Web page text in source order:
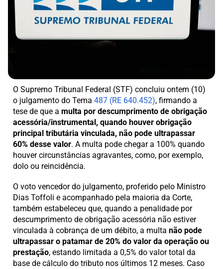
O Supremo Tribunal Federal (STF) concluiu ontem (10)
o julgamento do Tema 487 (RE 640.452), firmando a
tese de que a multa por descumprimento de obrigação
acessória/instrumental, quando houver obrigação
principal tributária vinculada, não pode ultrapassar
60% desse valor. A multa pode chegar a 100% quando
houver circunstâncias agravantes, como, por exemplo,
dolo ou reincidência.
O voto vencedor do julgamento, proferido pelo Ministro
Dias Toffoli e acompanhado pela maioria da Corte,
também estabeleceu que, quando a penalidade por
descumprimento de obrigação acessória não estiver
vinculada à cobrança de um débito, a multa não pode
ultrapassar o patamar de 20% do valor da operação ou
prestação, estando limitada a 0,5% do valor total da
base de cálculo do tributo nos últimos 12 meses. Caso